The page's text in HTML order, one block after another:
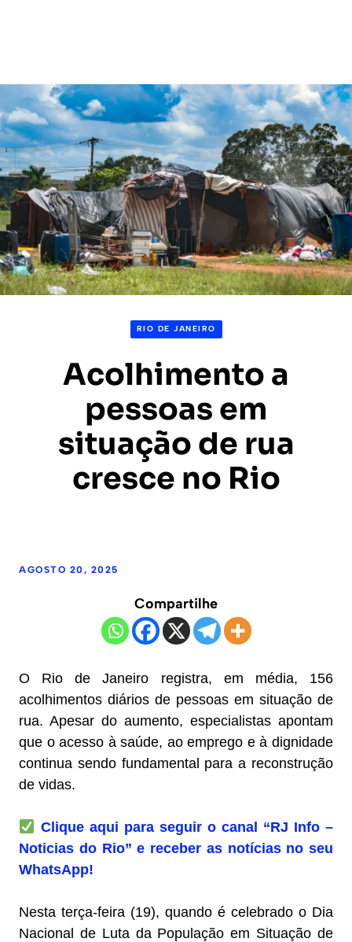
RIO DE JANEIRO
Acolhimento a
pessoas em
situação de rua
cresce no Rio
AGOSTO 20, 2025
Compartilhe
O Rio de Janeiro registra, em média, 156
acolhimentos diários de pessoas em situação de
rua. Apesar do aumento, especialistas apontam
que o acesso à saúde, ao emprego e à dignidade
continua sendo fundamental para a reconstrução
de vidas.
Clique aqui para seguir o canal “RJ Info –
Noticias do Rio” e receber as notícias no seu
WhatsApp!
Nesta terça-feira (19), quando é celebrado o Dia
Nacional de Luta da População em Situação de